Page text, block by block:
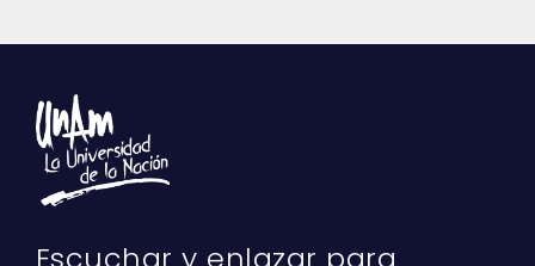
Escuchar y enlazar para